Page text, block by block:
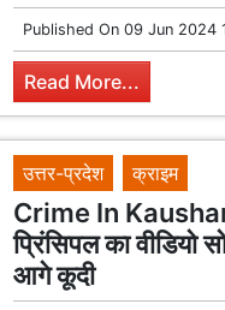
Published On 09 Jun 2024
Read More...
उत्तर-प्रदेश क्राइम
Crime In
प्रिंसिपल का वीडियो
आगे कूदी